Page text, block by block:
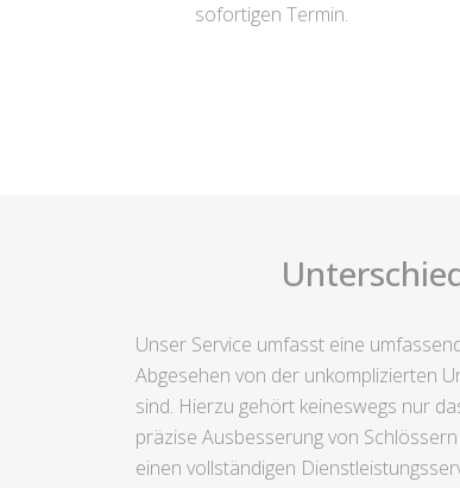
sofortigen Termin.
Unser Service umfasst eine
Abgesehen von der unkomplizierten
sind. Hierzu gehört keineswegs nur
präzise Ausbesserung von
einen vollständigen